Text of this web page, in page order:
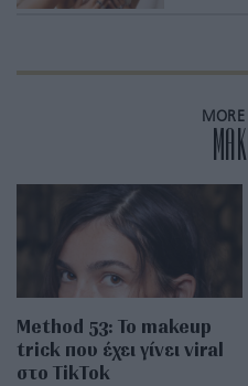
Method 53: Το makeup
trick που έχει γίνει viral
στο TikTok